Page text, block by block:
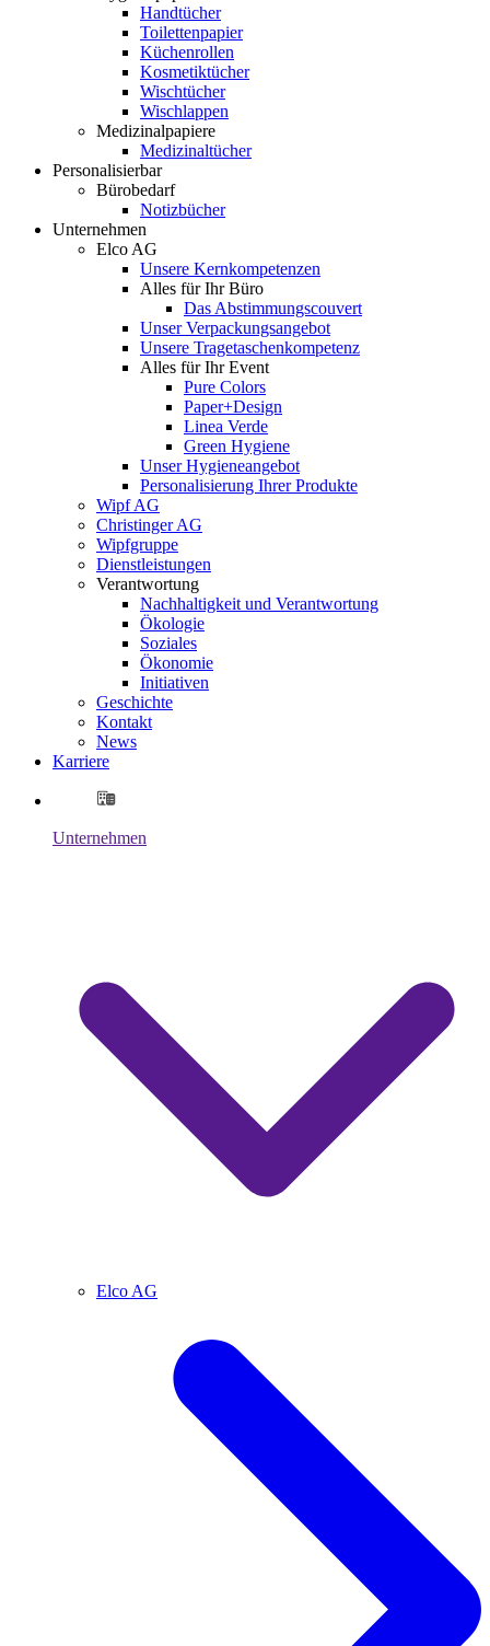
Handtücher
Toilettenpapier
Küchenrollen
Kosmetiktücher
Wischtücher
Wischlappen
Medizinalpapiere
Medizinaltücher
Personalisierbar
Bürobedarf
Notizbücher
Unternehmen
Elco AG
Unsere Kernkompetenzen
Alles für Ihr Büro
Das Abstimmungscouvert
Unser Verpackungsangebot
Unsere Tragetaschenkompetenz
Alles für Ihr Event
Pure Colors
Paper+Design
Linea Verde
Green Hygiene
Unser Hygieneangebot
Personalisierung Ihrer Produkte
Wipf AG
Christinger AG
Wipfgruppe
Dienstleistungen
Verantwortung
Nachhaltigkeit und Verantwortung
Ökologie
Soziales
Ökonomie
Initiativen
Geschichte
Kontakt
News
Karriere
Unternehmen
Elco AG